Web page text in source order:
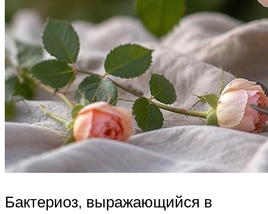
Бактериоз, выражающийся в